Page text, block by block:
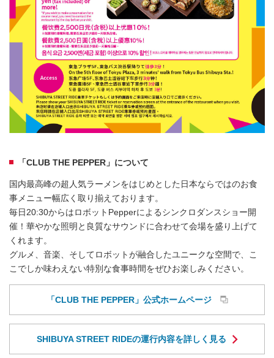
「CLUB THE PEPPER」について
国内最高峰の超人気ラーメンをはじめとした日本ならではのお食
事メニュー幅広く取り揃えております。
毎日20:30からはロボットPepperによるシンクロダンスショー開
催！華やかな照明と良質なサウンドに合わせて会場を盛り上げて
くれます。
グルメ、音楽、そしてロボットが融合したユニークな空間で、こ
こでしか味わえない特別な食事時間をぜひお楽しみください。
「CLUB THE PEPPER」公式ホームページ
SHIBUYA STREET RIDEの運行内容を詳しく見る